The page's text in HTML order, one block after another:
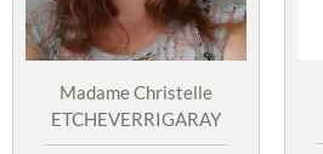
Madame Christelle
ETCHEVERRIGARAY